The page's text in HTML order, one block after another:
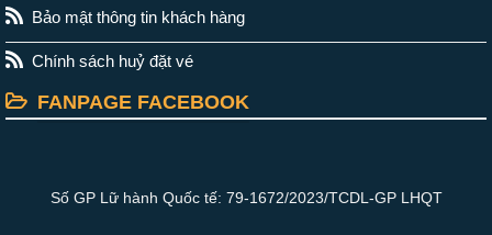
Bảo mật thông tin khách hàng
Chính sách huỷ đặt vé
FANPAGE FACEBOOK
Số GP Lữ hành Quốc tế: 79-1672/2023/TCDL-GP LHQT